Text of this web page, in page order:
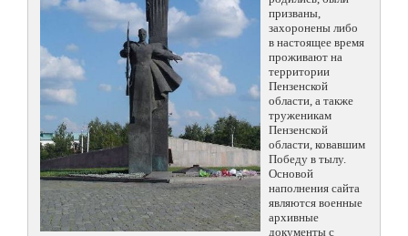
призваны,
захоронены либо
в настоящее время
проживают на
территории
Пензенской
области, а также
труженикам
Пензенской
области, ковавшим
Победу в тылу.
Основой
наполнения сайта
являются военные
архивные
документы с